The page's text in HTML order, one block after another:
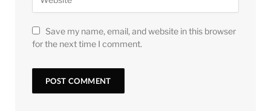
Save my name, email, and website in this browser
for the next time I comment.